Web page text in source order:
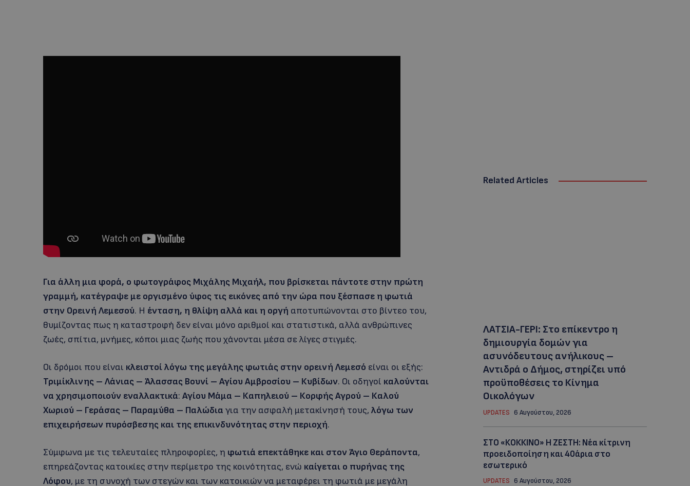
Για άλλη μια φορά, ο φωτογράφος Μιχάλης Μιχαήλ, που βρίσκεται πάντοτε στην πρώτη
γραμμή, κατέγραψε με οργισμένο ύφος τις εικόνες από την ώρα που ξέσπασε η φωτιά
στην Ορεινή Λεμεσού. Η ένταση, η θλίψη αλλά και η οργή αποτυπώνονται στο βίντεο του,
θυμίζοντας πως η καταστροφή δεν είναι μόνο αριθμοί και στατιστικά, αλλά ανθρώπινες
ζωές, σπίτια, μνήμες, κόποι μιας ζωής που χάνονται μέσα σε λίγες στιγμές.
Οι δρόμοι που είναι κλειστοί λόγω της μεγάλης φωτιάς στην ορεινή Λεμεσό είναι οι εξής:
Τριμίκλινης – Λάνιας – Άλασσας Βουνί – Αγίου Αμβροσίου – Κυβίδων. Οι οδηγοί καλούνται
να χρησιμοποιούν εναλλακτικά: Αγίου Μάμα – Καπηλειού – Κορφής Αγρού – Καλού
Χωριού – Γεράσας – Παραμύθα – Παλώδια για την ασφαλή μετακίνησή τους, λόγω των
επιχειρήσεων πυρόσβεσης και της επικινδυνότητας στην περιοχή.
Σύμφωνα με τις τελευταίες πληροφορίες, η φωτιά επεκτάθηκε και στον Άγιο Θεράποντα,
επηρεάζοντας κατοικίες στην περίμετρο της κοινότητας, ενώ καίγεται ο πυρήνας της
Λόφου, με τη συνοχή των στεγών και των κατοικιών να μεταφέρει τη φωτιά με μεγάλη
Related Articles
ΛΑΤΣΙΑ-ΓΕΡΙ: Στο επίκεντρο η
δημιουργία δομών για
ασυνόδευτους ανήλικους –
Αντιδρά ο Δήμος, στηρίζει υπό
προϋποθέσεις το Κίνημα
Οικολόγων
UPDATES 6 Αυγούστου, 2026
ΣΤΟ «ΚΟΚΚΙΝΟ» Η ΖΕΣΤΗ: Νέα κίτρινη
προειδοποίηση και 40άρια στο
εσωτερικό
UPDATES 6 Αυγούστου, 2026